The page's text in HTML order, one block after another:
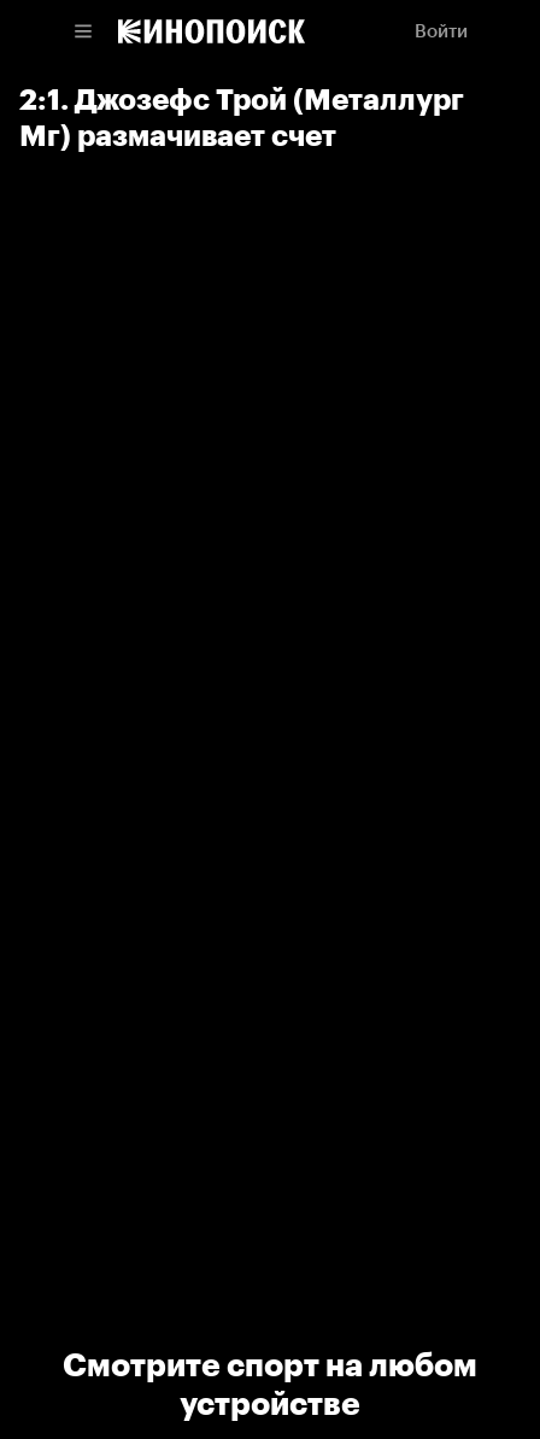
Войти
2:1. Джозефс Трой (Металлург
Мг) размачивает счет
Смотрите спорт на любом
устройстве